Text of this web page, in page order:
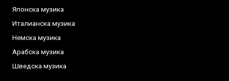
Японска музика
Италианска музика
Немска музика
Арабска музика
Шведска музика